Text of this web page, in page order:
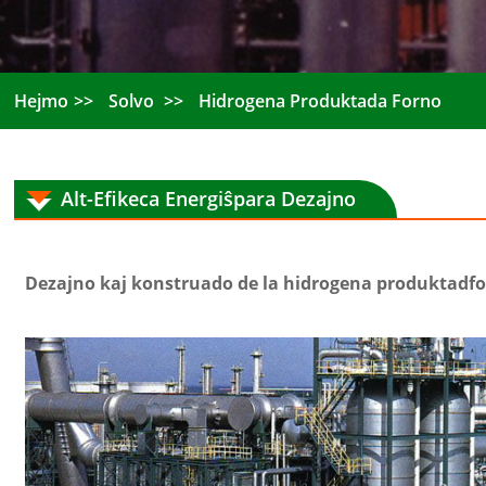
Hejmo Solvo Hidrogena Produktada Forno
Alt-Efikeca Energiŝpara Dezajno
Dezajno kaj konstruado de la hidrogena